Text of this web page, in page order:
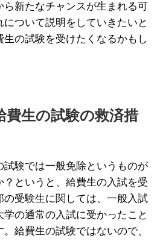
新たなチャンスが生まれる可
ついて説明をしていきたいと
の試験を受けたくなるかもし
費生の試験の救済措
験では一般免除というものが
？というと、給費生の入試を受
の受験生に関しては、一般入試
の通常の入試に受かったこと
給費生の試験ではないので、